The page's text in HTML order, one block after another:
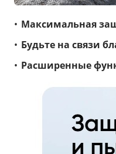
Максимальная
Будьте на связи
Расширенные